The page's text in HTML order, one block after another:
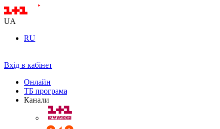
UA
RU
Вхід в кабінет
Онлайн
ТБ програма
Канали